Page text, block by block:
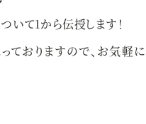
て1から伝授します！
ておりますので、お気軽に